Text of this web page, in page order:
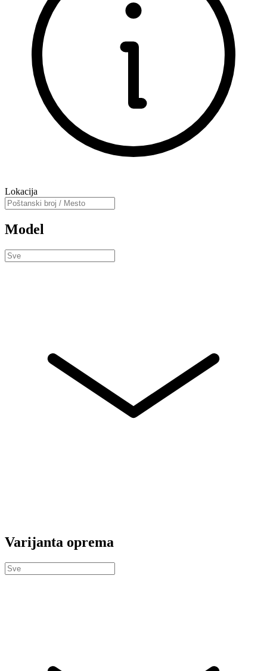
Lokacija
Model
Varijanta oprema